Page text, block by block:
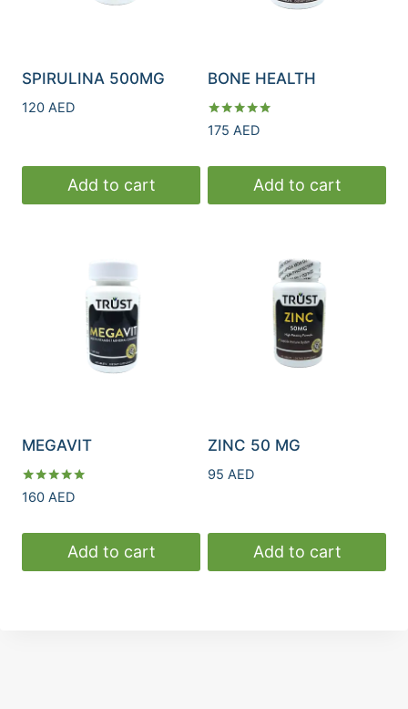
SPIRULINA 500MG
120 AED
Add to cart
BONE HEALTH
Rated
5.00
175 AED
Add to cart
MEGAVIT
Rated
5.00
160 AED
Add to cart
ZINC 50 MG
95 AED
Add to cart